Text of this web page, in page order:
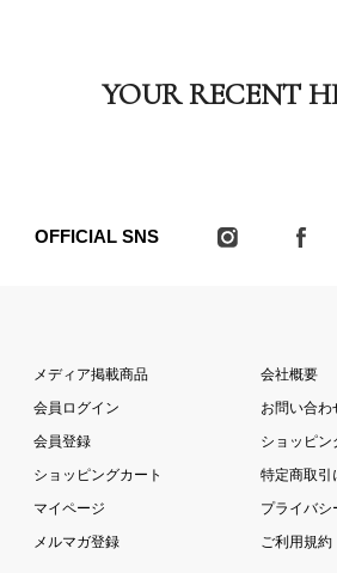
YOUR RECENT
OFFICIAL SNS
メディア掲載商品
会員ログイン
会員登録
ショッピングカート
マイページ
メルマガ登録
会社概要
お問い合わ
ショッピン
特定商取引
プライバシ
ご利用規約